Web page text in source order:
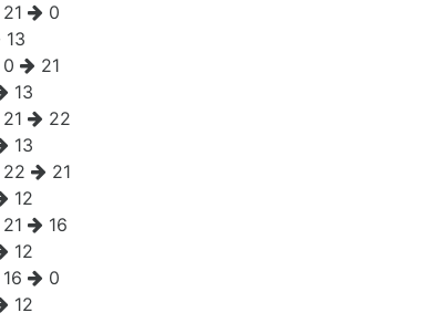
21
0
13
0
21
13
21
22
13
22
21
12
21
16
12
16
0
12